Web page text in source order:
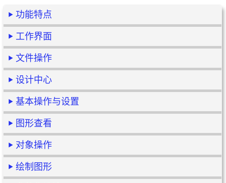
功能特点
工作界面
文件操作
设计中心
基本操作与设置
图形查看
对象操作
绘制图形